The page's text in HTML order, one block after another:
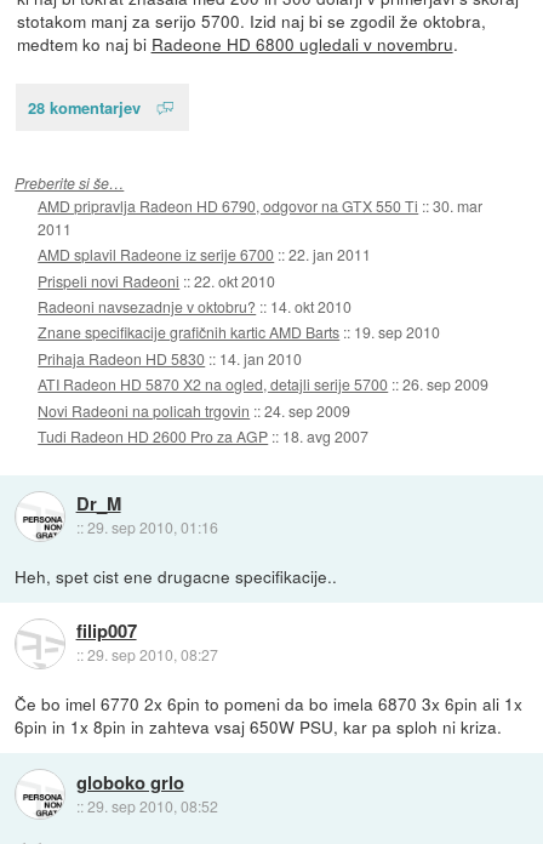
stotakom manj za serijo 5700. Izid naj bi se zgodil že oktobra,
medtem ko naj bi Radeone HD 6800 ugledali v novembru.
28 komentarjev
Preberite si še…
AMD pripravlja Radeon HD 6790, odgovor na GTX 550 Ti ::30. mar
2011
AMD splavil Radeone iz serije 6700 ::22. jan 2011
Prispeli novi Radeoni ::22. okt 2010
Radeoni navsezadnje v oktobru? :: 14. okt 2010
Znane specifikacije grafičnih kartic AMD Barts :: 19. sep 2010
Prihaja Radeon HD 5830 :: 14. jan 2010
ATI Radeon HD 5870 X2 na ogled, detajli serije 5700 ::26. sep 2009
Novi Radeoni na policah trgovin ::24. sep 2009
Tudi Radeon HD 2600 Pro za AGP :: 18. avg 2007
Dr_M
::29. sep 2010, 01:16
Heh, spet cist ene drugacne specifikacije..
filip007
::29. sep 2010, 08:27
Če bo imel 6770 2x 6pin to pomeni da bo imela 6870 3x 6pin ali 1x
6pin in 1x 8pin in zahteva vsaj 650W PSU, kar pa sploh ni kriza.
globoko grlo
::29. sep 2010, 08:52